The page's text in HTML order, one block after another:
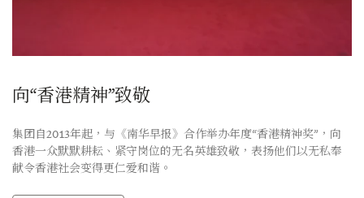
向“香港精神”致敬
集团自2013年起，与《南华早报》合作举办年度“香港精神奖”，向
香港一众默默耕耘、紧守岗位的无名英雄致敬，表扬他们以无私奉
献令香港社会变得更仁爱和谐。